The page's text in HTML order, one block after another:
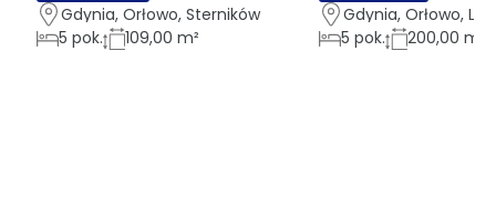
Gdynia, Orłowo, Sterników
5 pok. 109,00 m²
Gdynia, Orłowo,
5 pok. 200,00 m²